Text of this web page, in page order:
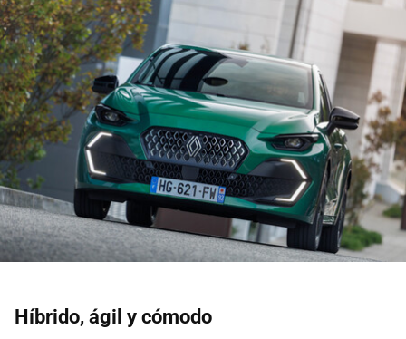
Híbrido, ágil y cómodo